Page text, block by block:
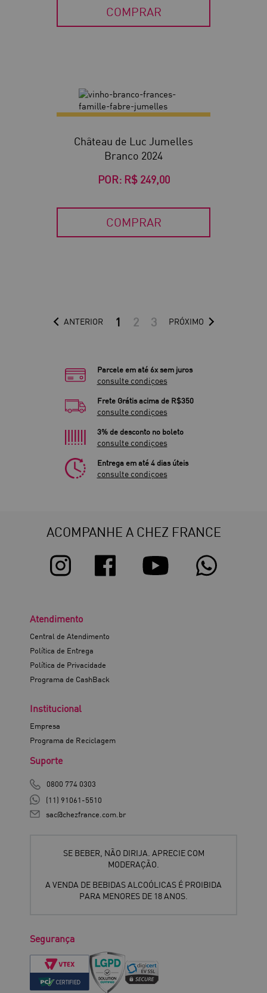
COMPRAR
Château de Luc Jumelles
Branco 2024
POR: R$ 249,00
COMPRAR
ANTERIOR 1 2 3 PRÓXIMO
Parcele em até 6x sem juros
consulte condiçoes
Frete Grátis acima de R$350
consulte condiçoes
3% de desconto no boleto
consulte condiçoes
Entrega em até 4 dias úteis
consulte condiçoes
ACOMPANHE A CHEZ FRANCE
Atendimento
Central de Atendimento
Política de Entrega
Política de Privacidade
Programa de CashBack
Institucional
Empresa
Programa de Reciclagem
Suporte
0800 774 0303
(11) 91061-5510
sac@chezfrance.com.br
SE BEBER, NÃO DIRIJA. APRECIE COM
MODERAÇÃO.
A VENDA DE BEBIDAS ALCOÓLICAS É PROIBIDA
PARA MENORES DE 18 ANOS.
Segurança